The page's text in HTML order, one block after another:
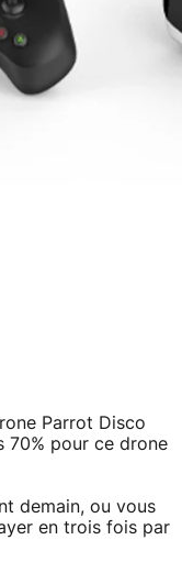
Parrot Disco
70% pour ce drone
demain, ou vous
en trois fois par